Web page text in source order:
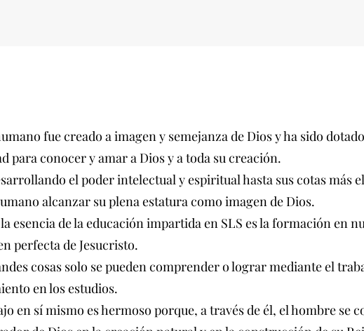
fue creado a imagen y semejanza de Dios y ha sido
para conocer y amar a Dios y a toda su creación.
el poder intelectual y espiritual hasta sus cotas más
alcanzar su plena estatura como imagen de Dios.
esencia de la educación impartida en SLS es la formación en
perfecta de Jesucristo.
cosas solo se pueden comprender o lograr mediante el
en los estudios.
en sí mismo es hermoso porque, a través de él, el hombre se